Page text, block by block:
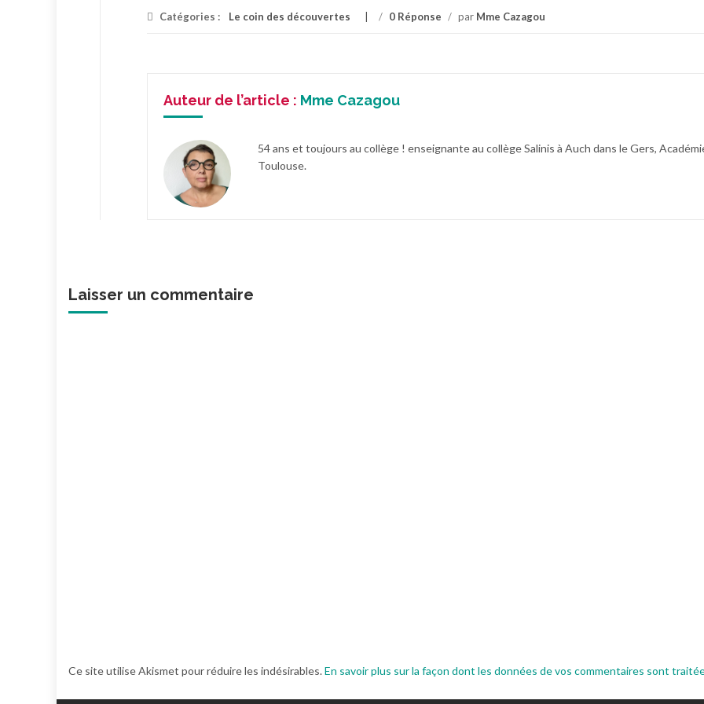
Catégories : Le coin des découvertes / 0 Réponse / par Mme Cazagou
Auteur de l’article : Mme Cazagou
54 ans et toujours au collège ! enseignante au collège Salinis à Auch dans le Gers,
Toulouse.
Laisser un commentaire
Ce site utilise Akismet pour réduire les indésirables.En savoir plus sur la façon dont les données de vos commentaires sont